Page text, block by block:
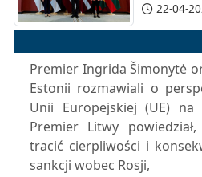
22-04-
Premier Ingrida Šimonytė
Estonii rozmawiali o
Unii Europejskiej (UE)
Premier Litwy
tracić cierpliwości i
sankcji wobec Rosji,